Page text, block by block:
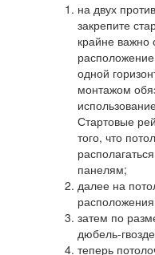
на двух
закрепите
крайне важно
одной
монтажом
Стартовые
того, что
панелям;
далее на
затем по
дюбель-
теперь